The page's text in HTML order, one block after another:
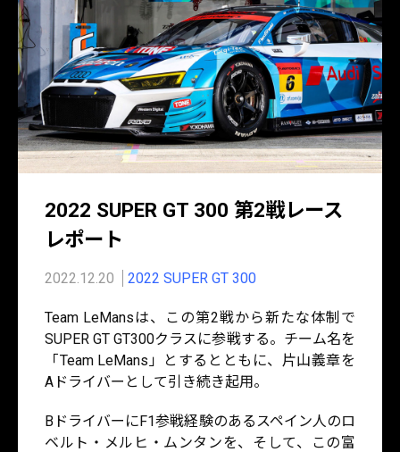
2022 SUPER GT 300 第2戦レース
レポート
2022.12.20 2022 SUPER GT 300
Team LeMansは、この第2戦から新たな体制で
SUPER GT GT300クラスに参戦する。チーム名を
「Team LeMans」とするとともに、片山義章を
Aドライバーとして引き続き起用。
BドライバーにF1参戦経験のあるスペイン人のロ
ベルト・メルヒ・ムンタンを、そして、この富